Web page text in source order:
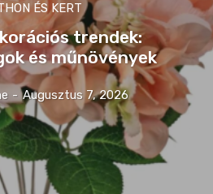
ÉS KERT
trendek:
és műnövények
- Augusztus 7, 2026